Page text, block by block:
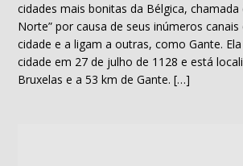
cidades mais bonitas da Bélgica, chamada
Norte” por causa de seus inúmeros
cidade e a ligam a outras, como Gante.
cidade em 27 de julho de 1128 e está
Bruxelas e a 53 km de Gante. […]